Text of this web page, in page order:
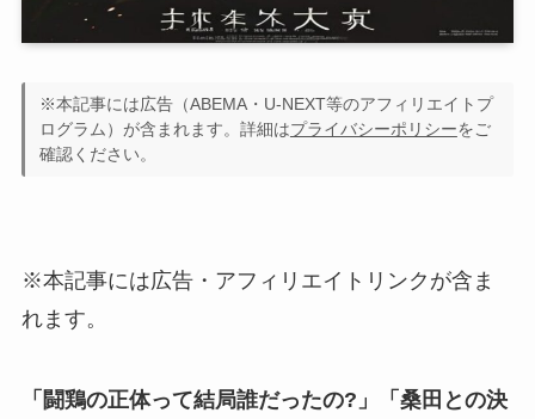
※本記事には広告（ABEMA・U-NEXT等のアフィリエイトプ
ログラム）が含まれます。詳細はプライバシーポリシーをご
確認ください。
※本記事には広告・アフィリエイトリンクが含ま
れます。
「闘鶏の正体って結局誰だったの?」「桑田との決